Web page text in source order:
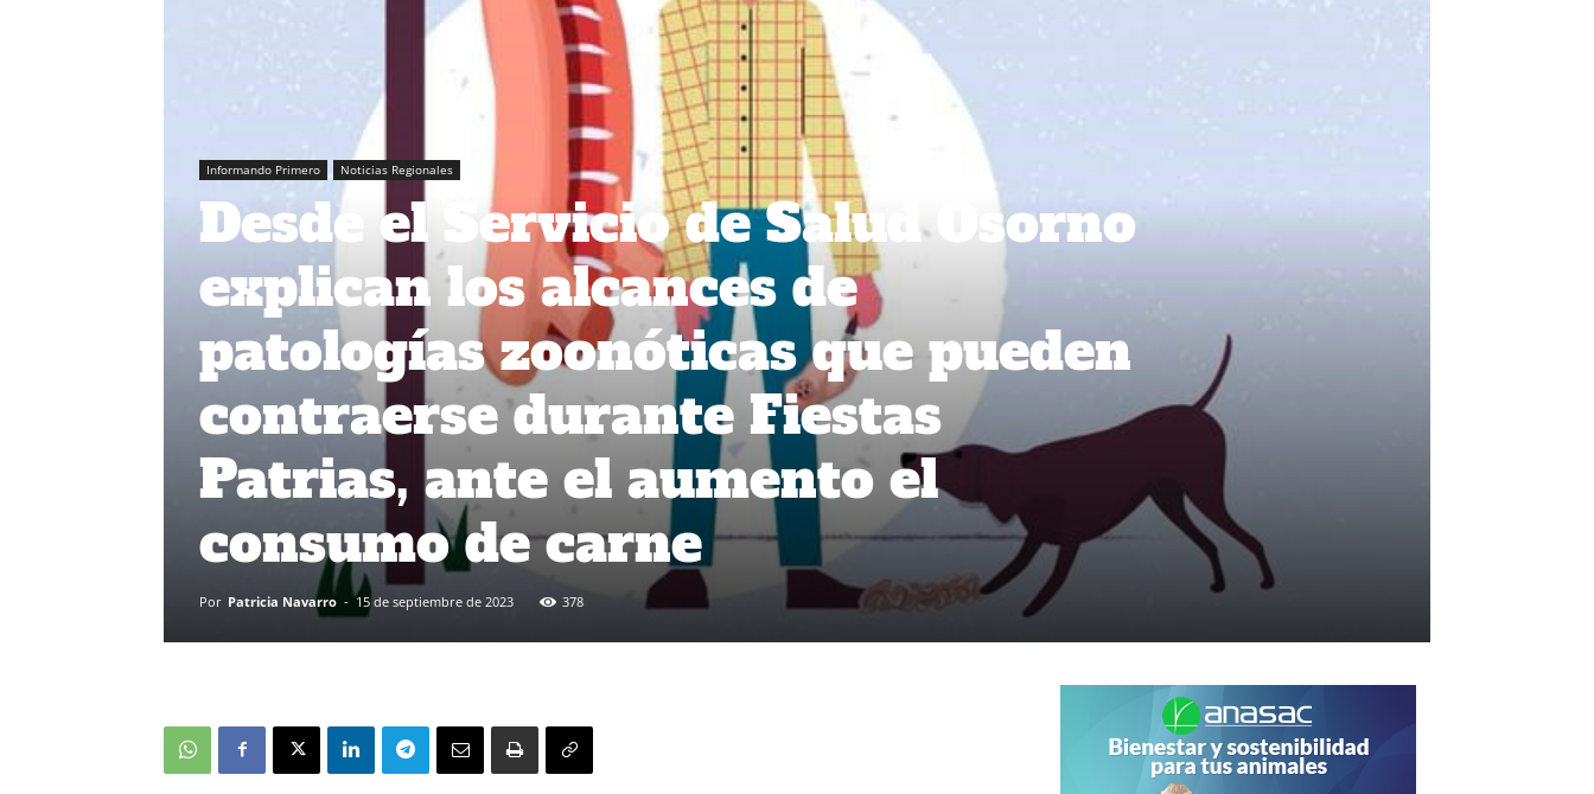
Informando Primero Noticias Regionales
Desde el Servicio de Salud Osorno
explican los alcances de
patologías zoonóticas que pueden
contraerse durante Fiestas
Patrias, ante el aumento el
consumo de carne
Por Patricia Navarro - 15 de septiembre de 2023 378